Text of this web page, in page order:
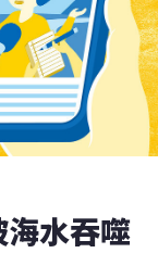
水吞噬